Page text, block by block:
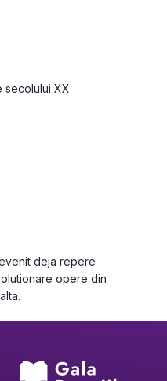
secolului XX
deja repere
opere din